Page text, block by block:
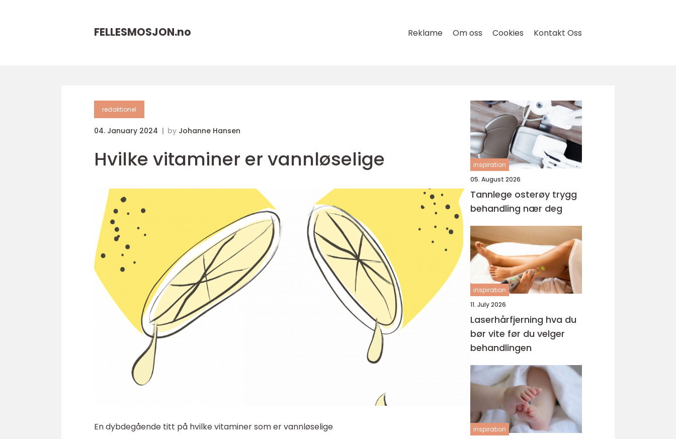
FELLESMOSJON.no Reklame Om oss Cookies Kontakt Oss
redaktionel
04. January 2024 by Johanne Hansen
Hvilke vitaminer er vannløselige
En dybdegående titt på hvilke vitaminer som er vannløselige
inspiration
05. August 2026
Tannlege osterøy trygg
behandling nær deg
inspiration
11. July 2026
Laserhårfjerning hva du
bør vite før du velger
behandlingen
inspiration